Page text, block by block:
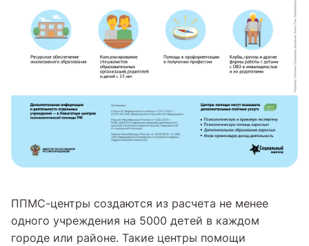
ППМС-центры создаются из расчета не менее
одного учреждения на 5000 детей в каждом
городе или районе. Такие центры помощи